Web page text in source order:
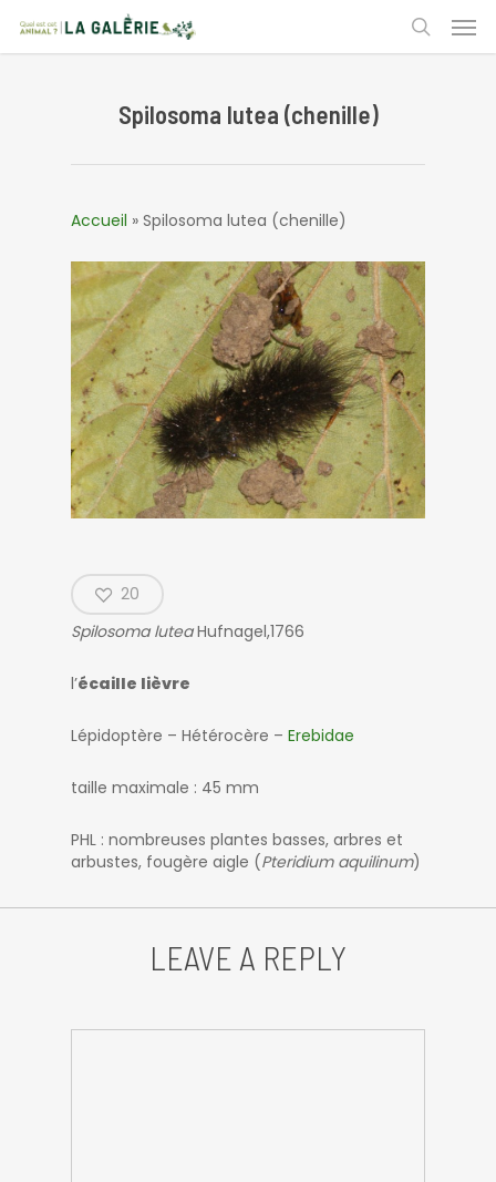
main
search
Spilosoma lutea (chenille)
Accueil » Spilosoma lutea (chenille)
20
Spilosoma luteaHufnagel,1766
l’écaille lièvre
Lépidoptère – Hétérocère – Erebidae
taille maximale : 45 mm
PHL : nombreuses plantes basses, arbres et
arbustes, fougère aigle (Pteridium aquilinum)
LEAVE A REPLY